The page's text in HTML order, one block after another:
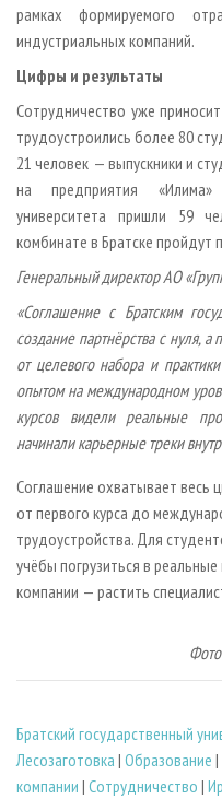
рамках формируемого
индустриальных компаний.
Цифры и результаты
Сотрудничество уже
трудоустроились более 80
21 человек — выпускники и
на предприятия «Илима»
университета пришли 59
комбинате в Братске пройдут
Генеральный директор АО
«Соглашение с Братским
создание партнёрства с нуля,
от целевого набора и
опытом на международном
курсов видели реальные
начинали карьерные треки
Соглашение охватывает весь
от первого курса до
трудоустройства. Для
учёбы погрузиться в
компании — растить
Братский государственный
Лесозаготовка | Образование |
компании | Сотрудничество |